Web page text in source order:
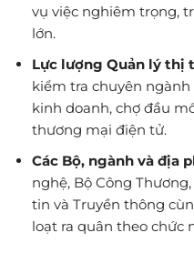
vụ việc nghiêm trọng,
lớn.
Lực lượng Quản lý thị
kiểm tra chuyên ngành
kinh doanh, chợ đầu
thương mại điện tử.
Các Bộ, ngành và địa
nghệ, Bộ Công
tin và Truyền thông
loạt ra quân theo chức